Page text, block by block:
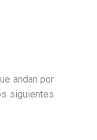
andan por
siguientes